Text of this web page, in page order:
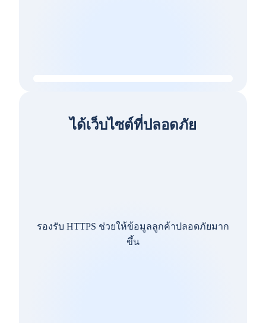
ได้เว็บไซต์ที่ปลอดภัย
รองรับ HTTPS ช่วยให้ข้อมูลลูกค้าปลอดภัยมาก
ขึ้น